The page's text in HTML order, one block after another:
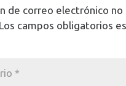
de correo electrónico no
Los campos obligatorios